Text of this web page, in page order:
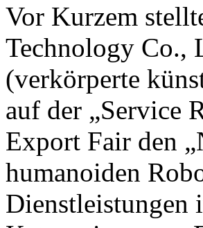
Vor Kurzem
Technology Co.,
(verkörperte
auf der „Service
Export Fair den
humanoiden
Dienstleistungen